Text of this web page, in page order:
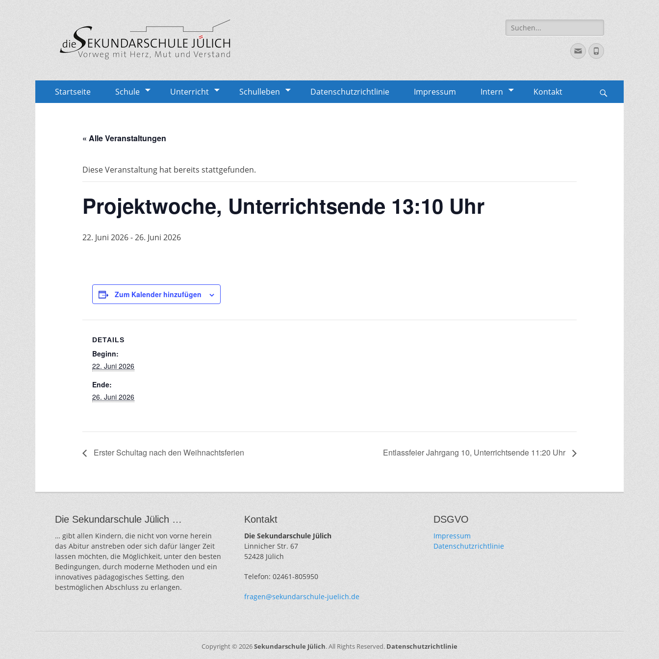
Sekundarschule Jülich
Vorweg mit Herz, Mut und Verstand
Suche
für:
EmailPhone
Erstes
Menü
Inhalt:
Startseite Schule Unterricht Schulleben Datenschutzrichtlinie Impressum Intern Kontakt
« Alle Veranstaltungen
Diese Veranstaltung hat bereits stattgefunden.
Projektwoche, Unterrichtsende 13:10 Uhr
22. Juni 2026-26. Juni 2026
Zum Kalender hinzufügen
DETAILS
Beginn:
22. Juni 2026
Ende:
26. Juni 2026
Erster Schultag nach den Weihnachtsferien Entlassfeier Jahrgang 10, Unterrichtsende 11:20 Uhr
Die Sekundarschule Jülich …
… gibt allen Kindern, die nicht von vorne herein
das Abitur anstreben oder sich dafür länger Zeit
lassen möchten, die Möglichkeit, unter den besten
Bedingungen, durch moderne Methoden und ein
innovatives pädagogisches Setting, den
bestmöglichen Abschluss zu erlangen.
Kontakt
Die Sekundarschule Jülich
Linnicher Str. 67
52428 Jülich
Telefon: 02461-805950
fragen@sekundarschule-juelich.de
DSGVO
Impressum
Datenschutzrichtlinie
Copyright © 2026Sekundarschule Jülich. All Rights Reserved. Datenschutzrichtlinie